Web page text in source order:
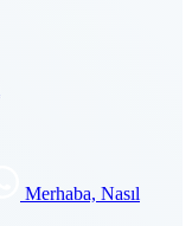
Merhaba, Nasıl